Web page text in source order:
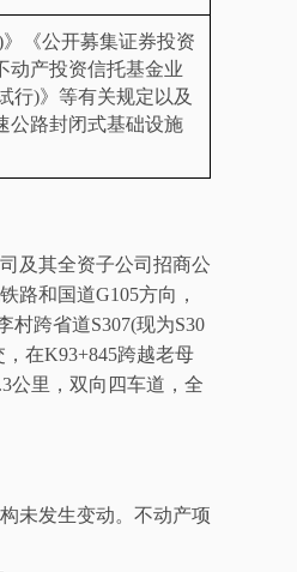
》《公开募集证券投资
动产投资信托基金业
行)》等有关规定以及
公路封闭式基础设施
及其全资子公司招商公
路和国道G105方向，
村跨省道S307(现为S30
，在K93+845跨越老母
公里，双向四车道，全
未发生变动。 不动产项